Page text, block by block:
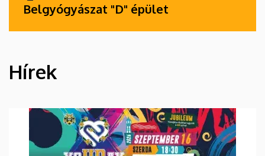
Belgyógyászat "D" épület
HÍREK
Hírek